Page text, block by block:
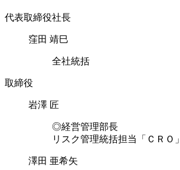
代表取締役社長
窪田 靖巳
全社統括
取締役
岩澤 匠
◎経営管理部長
リスク管理統括担当「ＣＲＯ」
澤田 亜希矢